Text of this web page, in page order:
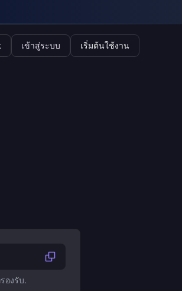
เข้าสู่ระบบ เริ่มต้นใช้งาน
องรับ.